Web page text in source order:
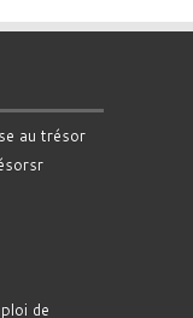
au trésor
de